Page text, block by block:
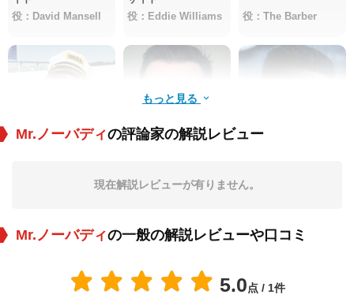
役：David Mansell
役：Eddie Williams
役：The Barber
役：Harry Mansell
役：Charlie William
役：Pavel
もっと見る
Mr.ノーバディの評論家の解説レビュー
現在解説レビューが有りません。
Mr.ノーバディの一般の解説レビューや口コミ
5.0点 / 1件